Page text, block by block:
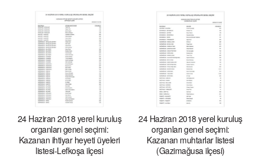
24 Haziran 2018 yerel kuruluş
organları genel seçimi:
Kazanan ihtiyar heyeti üyeleri
listesi-Lefkoşa ilçesi
24 Haziran 2018 yerel kuruluş
organları genel seçimi:
Kazanan muhtarlar listesi
(Gazimağusa ilçesi)